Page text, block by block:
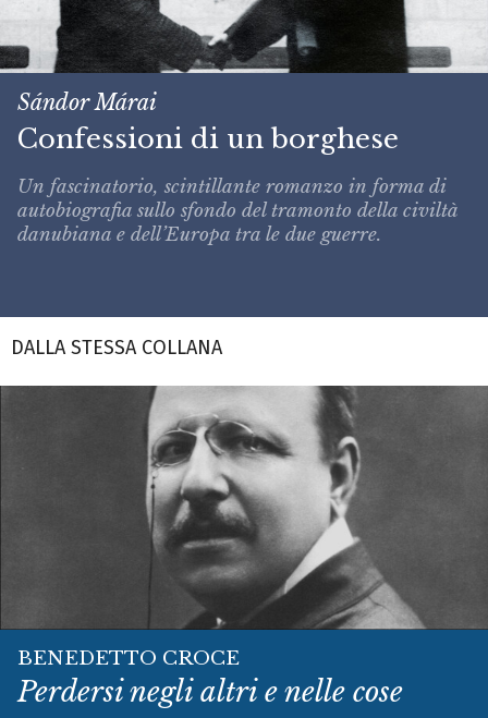
Sándor Márai
Confessioni di un borghese
Un fascinatorio, scintillante romanzo in forma di
autobiografia sullo sfondo del tramonto della civiltà
danubiana e dell’Europa tra le due guerre.
DALLA STESSA COLLANA
BENEDETTO CROCE
Perdersi negli altri e nelle cose